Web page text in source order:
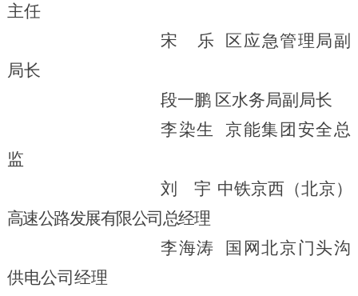
主任
宋
乐
区应急管理局副
局长
段一鹏 区水务局副局长
李染生
京能集团安全总
监
刘 宇 中铁京西（北京）
高速公路发展有限公司总经理
李海涛
国网北京门头沟
供电公司经理